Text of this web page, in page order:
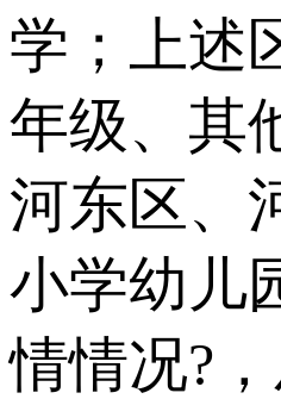
学；上述
年级、其
河东区、
小学幼儿
情情况?